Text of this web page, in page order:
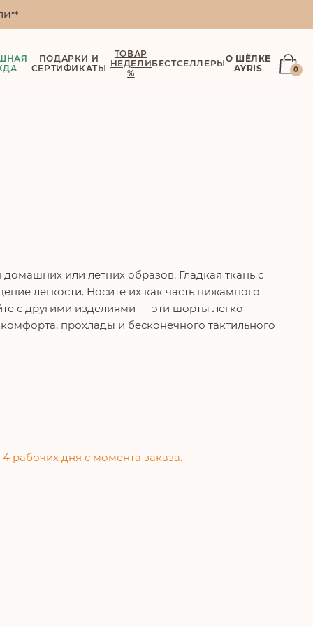
ПОДАРКИ И
СЕРТИФИКАТЫ
ТОВАР
НЕДЕЛИ
%
БЕСТСЕЛЛЕРЫО ШЁЛКЕ
AYRIS
0
или летних образов. Гладкая ткань с
легкости. Носите их как часть пижамного
с другими изделиями — эти шорты легко
прохлады и бесконечного тактильного
рабочих дня с момента заказа.